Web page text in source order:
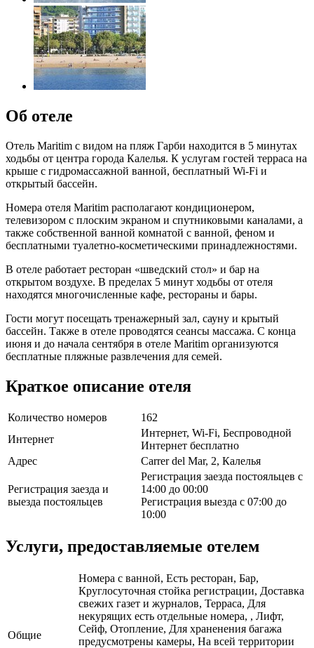
Об отеле
Отель Maritim с видом на пляж Гарби находится в 5 минутах
ходьбы от центра города Калелья. К услугам гостей терраса на
крыше с гидромассажной ванной, бесплатный Wi-Fi и
открытый бассейн.
Номера отеля Maritim располагают кондиционером,
телевизором с плоским экраном и спутниковыми каналами, а
также собственной ванной комнатой с ванной, феном и
бесплатными туалетно-косметическими принадлежностями.
В отеле работает ресторан «шведский стол» и бар на
открытом воздухе. В пределах 5 минут ходьбы от отеля
находятся многочисленные кафе, рестораны и бары.
Гости могут посещать тренажерный зал, сауну и крытый
бассейн. Также в отеле проводятся сеансы массажа. С конца
июня и до начала сентября в отеле Maritim организуются
бесплатные пляжные развлечения для семей.
Краткое описание отеля
Количество номеров
162
Интернет
Интернет, Wi-Fi, Беспроводной
Интернет бесплатно
Адрес
Carrer del Mar, 2, Калелья
Регистрация заезда и
выезда постояльцев
Регистрация заезда постояльцев с
14:00 до 00:00
Регистрация выезда с 07:00 до
10:00
Услуги, предоставляемые отелем
Общие
Номера с ванной, Есть ресторан, Бар,
Круглосуточная стойка регистрации, Доставка
свежих газет и журналов, Терраса, Для
некурящих есть отдельные номера, , Лифт,
Сейф, Отопление, Для храненения багажа
предусмотрены камеры, На всей территории